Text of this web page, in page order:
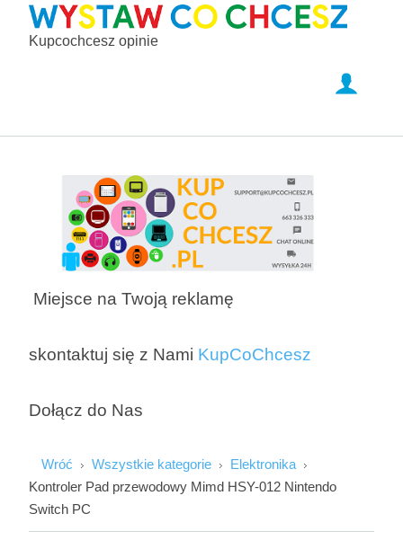
Kupcochcesz opinie
Miejsce na Twoją reklamę
skontaktuj się z Nami KupCoChcesz
Dołącz do Nas
Wróć Wszystkie kategorie
Elektronika
Kontroler Pad przewodowy Mimd HSY-012 Nintendo
Switch PC